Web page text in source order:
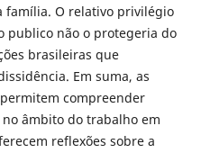
família. O relativo privilégio
publico não o protegeria do
brasileiras que
Em suma, as
compreender
âmbito do trabalho em
reflexões sobre a